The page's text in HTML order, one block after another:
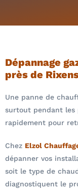
Dépannage
près de
Une panne de
surtout pendant les
rapidement pour
Chez Elzol
dépanner vos
soit le type de
diagnostiquent le